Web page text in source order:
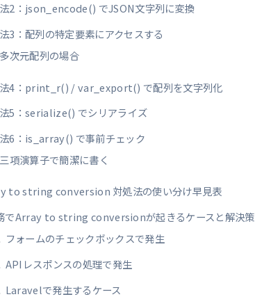
2：json_encode() でJSON文字列に変換
3：配列の特定要素にアクセスする
多次元配列の場合
4：print_r() / var_export() で配列を文字列化
5：serialize() でシリアライズ
6：is_array() で事前チェック
三項演算子で簡潔に書く
to string conversion 対処法の使い分け早見表
でArray to string conversionが起きるケースと解決策
フォームのチェックボックスで発生
APIレスポンスの処理で発生
Laravelで発生するケース